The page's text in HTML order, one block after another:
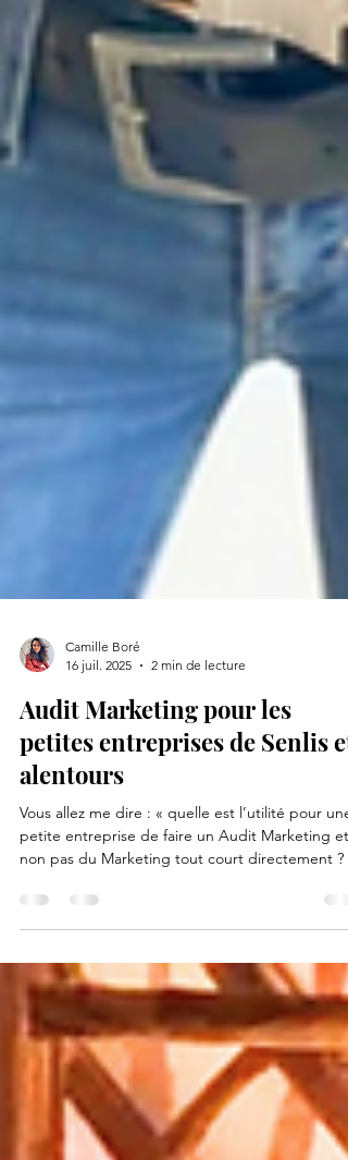
Camille Boré
2 min de lecture
Audit Marketing pour les
petites entreprises de Senlis et
alentours
Vous allez me dire : « quelle est l’utilité pour une
petite entreprise de faire un Audit Marketing et
Eh oui, ça peut paraître abstrait mais l’AUDIT
permettra de faire le point sur votre
communication actuelle, ce qu’il est possible
d’améliorer et de vous suggérer de nouveaux
éléments à mettre en place.